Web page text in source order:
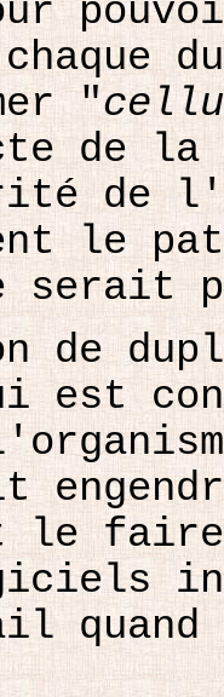
"
de la
de
le
serait
de
est
le